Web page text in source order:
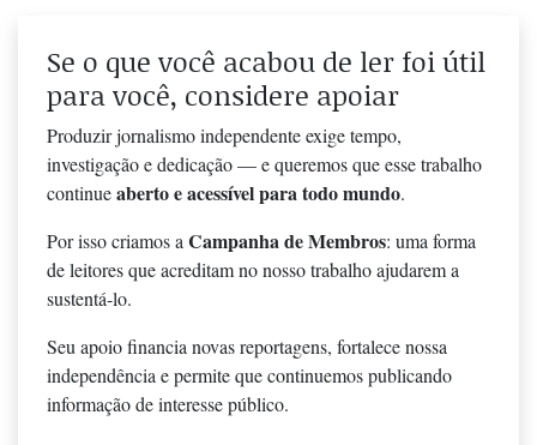
Se o que você acabou de ler foi útil
para você, considere apoiar
Produzir jornalismo independente exige tempo,
investigação e dedicação — e queremos que esse trabalho
continueaberto e acessível para todo mundo.
Por isso criamos a Campanha de Membros: uma forma
de leitores que acreditam no nosso trabalho ajudarem a
sustentá-lo.
Seu apoio financia novas reportagens, fortalece nossa
independência e permite que continuemos publicando
informação de interesse público.